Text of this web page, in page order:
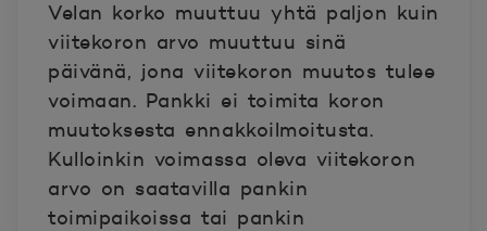
Velan korko muuttuu yhtä paljon kuin
viitekoron arvo muuttuu sinä
päivänä, jona viitekoron muutos tulee
voimaan. Pankki ei toimita koron
muutoksesta ennakkoilmoitusta.
Kulloinkin voimassa oleva viitekoron
arvo on saatavilla pankin
toimipaikoissa tai pankin